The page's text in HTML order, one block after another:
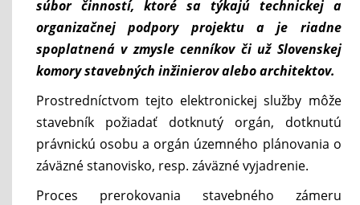
súbor činností, ktoré sa týkajú technickej a
organizačnej podpory projektu a je riadne
spoplatnená v zmysle cenníkov či už Slovenskej
komory stavebných inžinierov alebo architektov.
Prostredníctvom tejto elektronickej služby môže
stavebník požiadať dotknutý orgán, dotknutú
právnickú osobu a orgán územného plánovania o
záväzné stanovisko, resp. záväzné vyjadrenie.
Proces prerokovania stavebného zámeru